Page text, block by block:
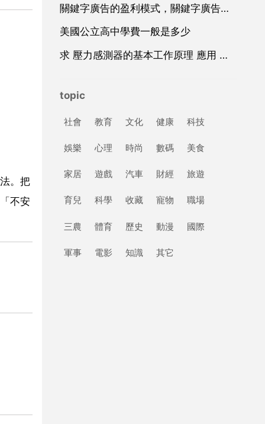
。把
不安
關鍵字廣告的盈利模式，關鍵字廣告廣告
美國公立高中學費一般是多少
求 壓力感測器的基本工作原理 應用 和設計 方面的資料
topic
社會 教育 文化 健康 科技
娛樂 心理 時尚 數碼 美食
家居 遊戲 汽車 財經 旅遊
育兒 科學 收藏 寵物 職場
三農 體育 歷史 動漫 國際
軍事 電影 知識 其它